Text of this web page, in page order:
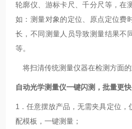
轮廓仪、游标卡尺、千分尺等，在
如：测量对象的定位、原点定位费
长，不同测量人员导致测量结果不
等。
将扫清传统测量仪器在检测方面的
自动光学测量仪一键闪测，批量更快
1．任意摆放产品，无需夹具定位，
配模板，一键测量；